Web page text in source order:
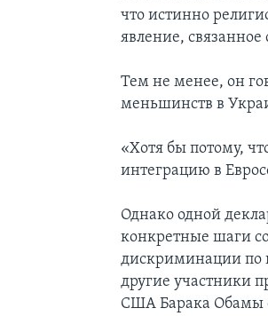
что истинно
явление,
Тем не менее, он
меньшинств в
«Хотя бы потому,
интеграцию в
Однако одной
конкретные шаги
дискриминации по
другие участники
США Барака Обамы